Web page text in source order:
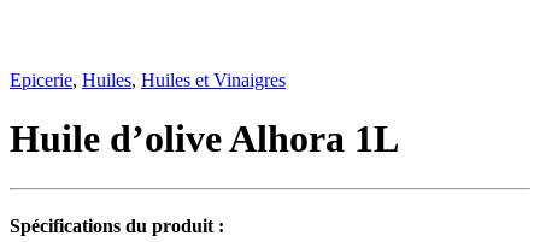
Epicerie, Huiles, Huiles et Vinaigres
Huile d’olive Alhora 1L
Spécifications du produit :